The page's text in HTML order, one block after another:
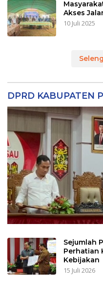
Akses
10 Juli 2025
DPRD KABUPATEN
Sejumlah
Perhatian
Kebijakan
15 Juli 2026